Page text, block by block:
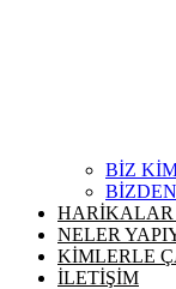
BİZ
HARİKALAR
NELER
KİMLERLE
İLETİŞİM